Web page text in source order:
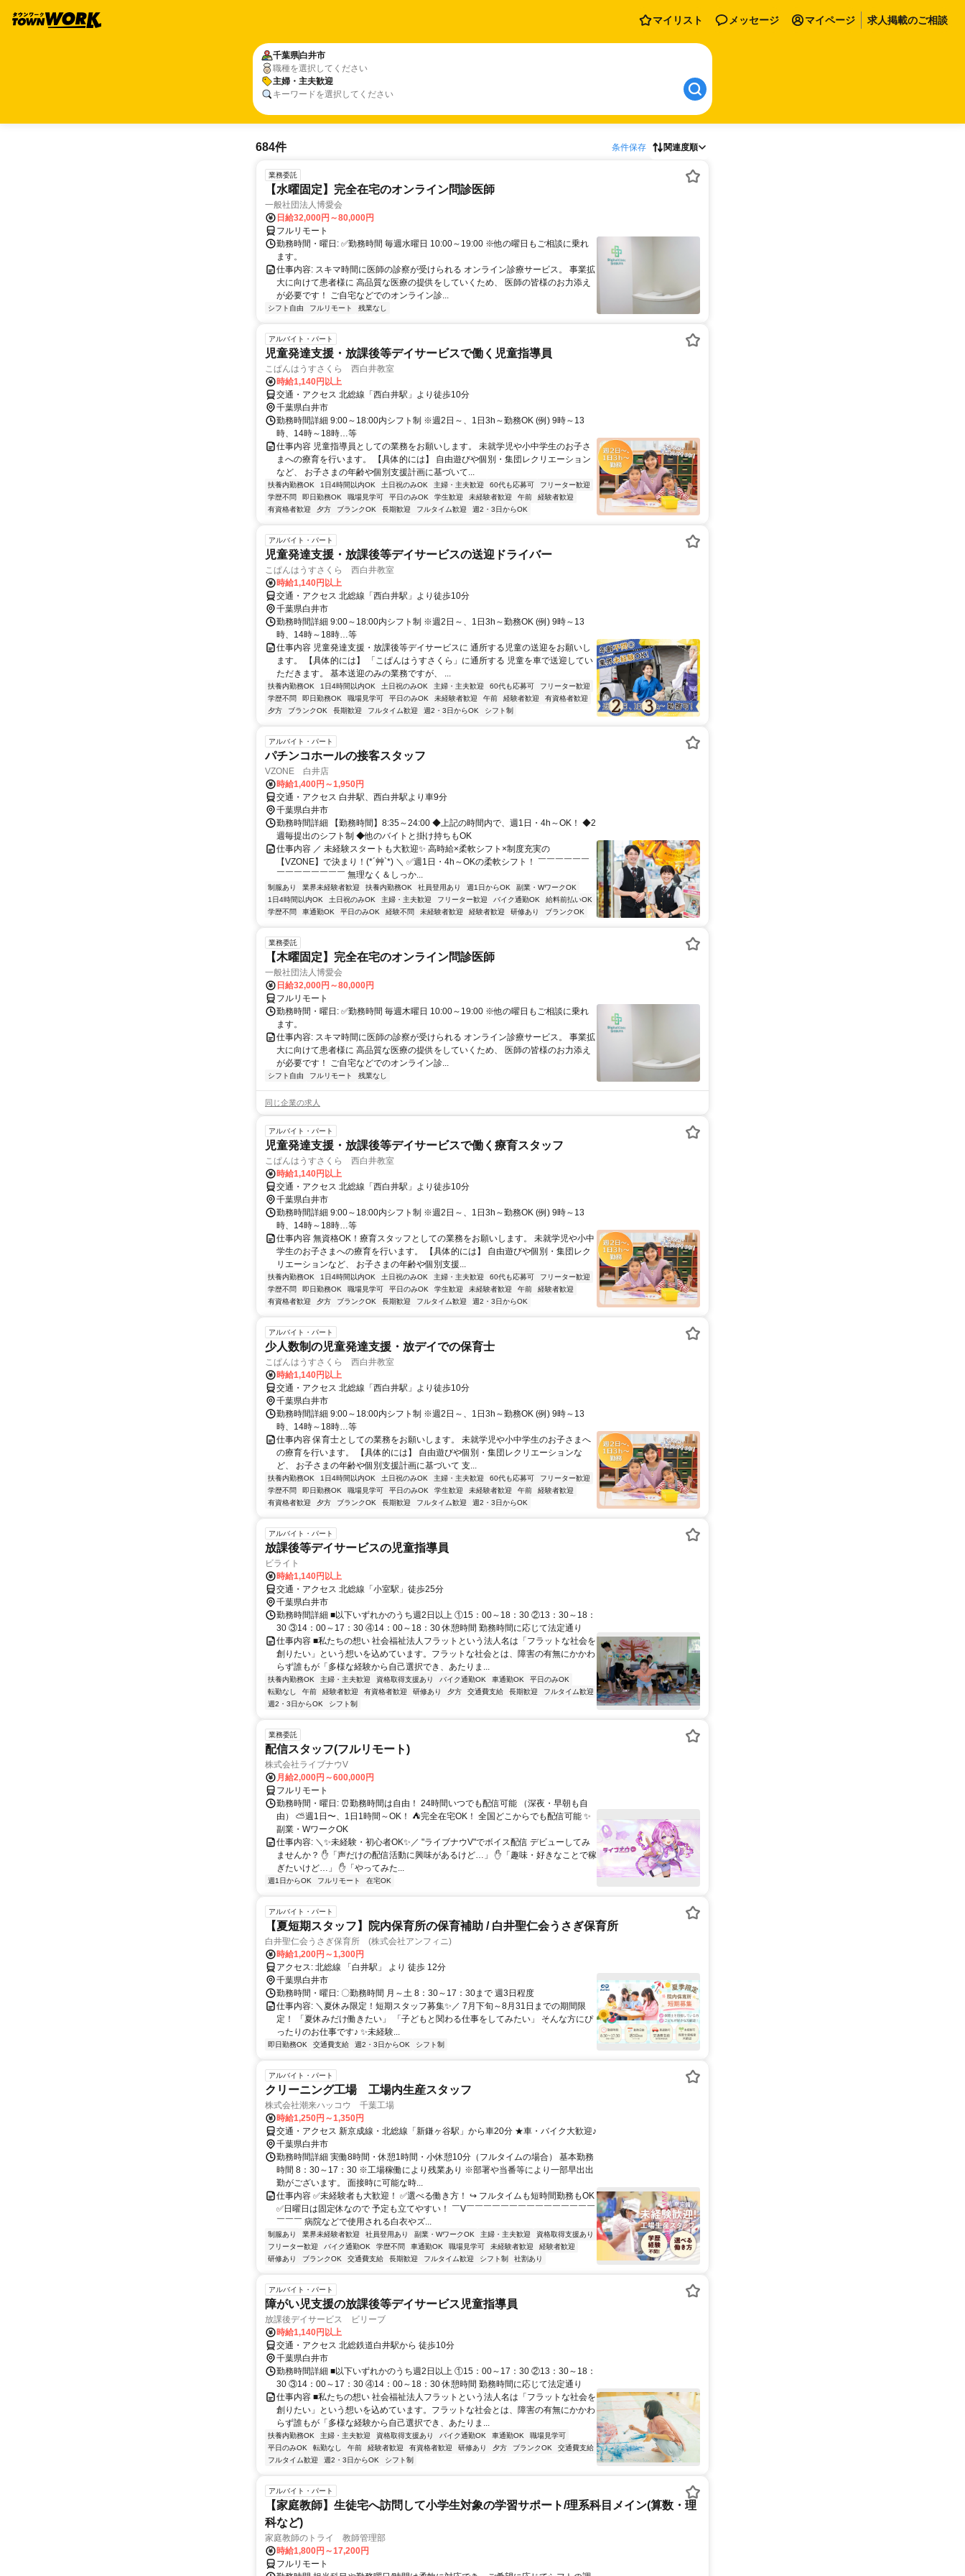
マイリスト メッセージ マイページ 求人掲載のご相談
千葉県白井市
職種を選択してください
主婦・主夫歓迎
キーワードを選択してください
684件 条件保存 関連度順
業務委託
【水曜固定】完全在宅のオンライン問診医師
一般社団法人博愛会
日給32,000円～80,000円
フルリモート
勤務時間・曜日: ✅勤務時間 毎週水曜日 10:00～19:00 ※他の曜日もご相談に乗れ
ます。
仕事内容: スキマ時間に医師の診察が受けられる オンライン診療サービス。 事業拡
大に向けて患者様に 高品質な医療の提供をしていくため、 医師の皆様のお力添え
が必要です！ ご自宅などでのオンライン診...
シフト自由 フルリモート 残業なし
アルバイト・パート
児童発達支援・放課後等デイサービスで働く児童指導員
こぱんはうすさくら 西白井教室
時給1,140円以上
交通・アクセス 北総線「西白井駅」より徒歩10分
千葉県白井市
勤務時間詳細 9:00～18:00内シフト制 ※週2日～、1日3h～勤務OK (例) 9時～13
時、14時～18時…等
仕事内容 児童指導員としての業務をお願いします。 未就学児や小中学生のお子さ
まへの療育を行います。 【具体的には】 自由遊びや個別・集団レクリエーション
など、 お子さまの年齢や個別支援計画に基づいて...
扶養内勤務OK 1日4時間以内OK 土日祝のみOK 主婦・主夫歓迎 60代も応募可
フリーター歓迎
学歴不問
即日勤務OK 職場見学可 平日のみOK 学生歓迎 未経験者歓迎 午前
経験者歓迎
有資格者歓迎
夕方 ブランクOK 長期歓迎 フルタイム歓迎 週2・3日からOK
アルバイト・パート
児童発達支援・放課後等デイサービスの送迎ドライバー
こぱんはうすさくら 西白井教室
時給1,140円以上
交通・アクセス 北総線「西白井駅」より徒歩10分
千葉県白井市
勤務時間詳細 9:00～18:00内シフト制 ※週2日～、1日3h～勤務OK (例) 9時～13
時、14時～18時…等
仕事内容 児童発達支援・放課後等デイサービスに 通所する児童の送迎をお願いし
ます。 【具体的には】 「こぱんはうすさくら」に通所する 児童を車で送迎してい
ただきます。 基本送迎のみの業務ですが、 ...
扶養内勤務OK 1日4時間以内OK 土日祝のみOK 主婦・主夫歓迎 60代も応募可
フリーター歓迎
学歴不問
即日勤務OK 職場見学可 平日のみOK 未経験者歓迎 午前 経験者歓迎
有資格者歓迎
夕方
ブランクOK 長期歓迎 フルタイム歓迎 週2・3日からOK シフト制
アルバイト・パート
パチンコホールの接客スタッフ
VZONE 白井店
時給1,400円～1,950円
交通・アクセス 白井駅、西白井駅より車9分
千葉県白井市
勤務時間詳細 【勤務時間】8:35～24:00 ◆上記の時間内で、週1日・4h～OK！ ◆2
週毎提出のシフト制 ◆他のバイトと掛け持ちもOK
仕事内容 ／ 未経験スタートも大歓迎✨ 高時給×柔軟シフト×制度充実の
【VZONE】で決まり！(*´艸`*) ＼ ✅週1日・4h～OKの柔軟シフト！ ￣￣￣￣￣￣
￣￣￣￣￣￣￣￣ 無理なく＆しっか...
制服あり 業界未経験者歓迎 扶養内勤務OK 社員登用あり 週1日からOK
副業・WワークOK
1日4時間以内OK
土日祝のみOK 主婦・主夫歓迎 フリーター歓迎 バイク通勤OK
給料前払いOK
学歴不問
車通勤OK 平日のみOK 経験不問 未経験者歓迎 経験者歓迎 研修あり ブランクOK
業務委託
【木曜固定】完全在宅のオンライン問診医師
一般社団法人博愛会
日給32,000円～80,000円
フルリモート
勤務時間・曜日: ✅勤務時間 毎週木曜日 10:00～19:00 ※他の曜日もご相談に乗れ
ます。
仕事内容: スキマ時間に医師の診察が受けられる オンライン診療サービス。 事業拡
大に向けて患者様に 高品質な医療の提供をしていくため、 医師の皆様のお力添え
が必要です！ ご自宅などでのオンライン診...
シフト自由 フルリモート 残業なし
同じ企業の求人
アルバイト・パート
児童発達支援・放課後等デイサービスで働く療育スタッフ
こぱんはうすさくら 西白井教室
時給1,140円以上
交通・アクセス 北総線「西白井駅」より徒歩10分
千葉県白井市
勤務時間詳細 9:00～18:00内シフト制 ※週2日～、1日3h～勤務OK (例) 9時～13
時、14時～18時…等
仕事内容 無資格OK！療育スタッフとしての業務をお願いします。 未就学児や小中
学生のお子さまへの療育を行います。 【具体的には】 自由遊びや個別・集団レク
リエーションなど、 お子さまの年齢や個別支援...
扶養内勤務OK 1日4時間以内OK 土日祝のみOK 主婦・主夫歓迎 60代も応募可
フリーター歓迎
学歴不問
即日勤務OK 職場見学可 平日のみOK 学生歓迎 未経験者歓迎 午前
経験者歓迎
有資格者歓迎
夕方 ブランクOK 長期歓迎 フルタイム歓迎 週2・3日からOK
アルバイト・パート
少人数制の児童発達支援・放デイでの保育士
こぱんはうすさくら 西白井教室
時給1,140円以上
交通・アクセス 北総線「西白井駅」より徒歩10分
千葉県白井市
勤務時間詳細 9:00～18:00内シフト制 ※週2日～、1日3h～勤務OK (例) 9時～13
時、14時～18時…等
仕事内容 保育士としての業務をお願いします。 未就学児や小中学生のお子さまへ
の療育を行います。 【具体的には】 自由遊びや個別・集団レクリエーションな
ど、 お子さまの年齢や個別支援計画に基づいて 支...
扶養内勤務OK 1日4時間以内OK 土日祝のみOK 主婦・主夫歓迎 60代も応募可
フリーター歓迎
学歴不問
即日勤務OK 職場見学可 平日のみOK 学生歓迎 未経験者歓迎 午前
経験者歓迎
有資格者歓迎
夕方 ブランクOK 長期歓迎 フルタイム歓迎 週2・3日からOK
アルバイト・パート
放課後等デイサービスの児童指導員
ビライト
時給1,140円以上
交通・アクセス 北総線「小室駅」徒歩25分
千葉県白井市
勤務時間詳細 ■以下いずれかのうち週2日以上 ①15：00～18：30 ②13：30～18：
30 ③14：00～17：30 ④14：00～18：30 休憩時間 勤務時間に応じて法定通り
仕事内容 ■私たちの想い 社会福祉法人フラットという法人名は「フラットな社会を
創りたい」という想いを込めています。フラットな社会とは、障害の有無にかかわ
らず誰もが「多様な経験から自己選択でき、あたりま...
扶養内勤務OK 主婦・主夫歓迎 資格取得支援あり バイク通勤OK 車通勤OK
平日のみOK
転勤なし
午前 経験者歓迎 有資格者歓迎 研修あり 夕方 交通費支給 長期歓迎
フルタイム歓迎
週2・3日からOK
シフト制
業務委託
配信スタッフ(フルリモート)
株式会社ライブナウV
月給2,000円～600,000円
フルリモート
勤務時間・曜日: ⏰勤務時間は自由！ 24時間いつでも配信可能 （深夜・早朝も自
由） ⛅週1日〜、1日1時間～OK！ ⛺完全在宅OK！ 全国どこからでも配信可能 ✨
副業・WワークOK
仕事内容: ＼✨未経験・初心者OK✨／ "ライブナウV"でボイス配信 デビューしてみ
ませんか？ ✋「声だけの配信活動に興味があるけど…」 ✋「趣味・好きなことで稼
ぎたいけど…」 ✋「やってみた...
週1日からOK フルリモート 在宅OK
アルバイト・パート
【夏短期スタッフ】院内保育所の保育補助 / 白井聖仁会うさぎ保育所
白井聖仁会うさぎ保育所 (株式会社アンフィニ)
時給1,200円～1,300円
アクセス: 北総線 「白井駅」 より 徒歩 12分
千葉県白井市
勤務時間・曜日: 〇勤務時間 月～土 8：30～17：30まで 週3日程度
仕事内容: ＼夏休み限定！短期スタッフ募集✨／ 7月下旬～8月31日までの期間限
定！ 「夏休みだけ働きたい」 「子どもと関わる仕事をしてみたい」 そんな方にぴ
ったりのお仕事です♪ ✨未経験...
即日勤務OK 交通費支給 週2・3日からOK シフト制
アルバイト・パート
クリーニング工場 工場内生産スタッフ
株式会社潮来ハッコウ 千葉工場
時給1,250円～1,350円
交通・アクセス 新京成線・北総線「新鎌ヶ谷駅」から車20分 ★車・バイク大歓迎♪
千葉県白井市
勤務時間詳細 実働8時間・休憩1時間・小休憩10分（フルタイムの場合） 基本勤務
時間 8：30～17：30 ※工場稼働により残業あり ※部署や当番等により一部早出出
勤がございます。 面接時に可能な時...
仕事内容 ✅未経験者も大歓迎！ ✅選べる働き方！ ↪ フルタイムも短時間勤務もOK
✅日曜日は固定休なので 予定も立てやすい！ ￣V￣￣￣￣￣￣￣￣￣￣￣￣￣￣￣
￣￣￣ 病院などで使用される白衣やズ...
制服あり 業界未経験者歓迎 社員登用あり 副業・WワークOK 主婦・主夫歓迎
資格取得支援あり
フリーター歓迎
バイク通勤OK 学歴不問 車通勤OK 職場見学可 未経験者歓迎
経験者歓迎
研修あり
ブランクOK 交通費支給 長期歓迎 フルタイム歓迎 シフト制 社割あり
アルバイト・パート
障がい児支援の放課後等デイサービス児童指導員
放課後デイサービス ビリーブ
時給1,140円以上
交通・アクセス 北総鉄道白井駅から 徒歩10分
千葉県白井市
勤務時間詳細 ■以下いずれかのうち週2日以上 ①15：00～17：30 ②13：30～18：
30 ③14：00～17：30 ④14：00～18：30 休憩時間 勤務時間に応じて法定通り
仕事内容 ■私たちの想い 社会福祉法人フラットという法人名は「フラットな社会を
創りたい」という想いを込めています。フラットな社会とは、障害の有無にかかわ
らず誰もが「多様な経験から自己選択でき、あたりま...
扶養内勤務OK 主婦・主夫歓迎 資格取得支援あり バイク通勤OK 車通勤OK
職場見学可
平日のみOK
転勤なし 午前 経験者歓迎 有資格者歓迎 研修あり 夕方 ブランクOK
交通費支給
フルタイム歓迎
週2・3日からOK シフト制
アルバイト・パート
【家庭教師】生徒宅へ訪問して小学生対象の学習サポート/理系科目メイン(算数・理
科など)
家庭教師のトライ 教師管理部
時給1,800円～17,200円
フルリモート